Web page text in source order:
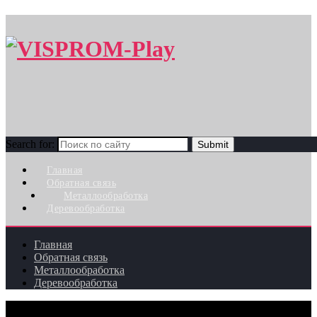
Search for:
Главная
Обратная связь
Металлообработка
Деревообработка
Главная
Обратная связь
Металлообработка
Деревообработка